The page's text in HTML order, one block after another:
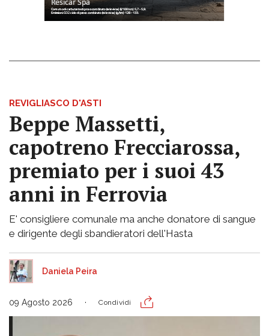
REVIGLIASCO D'ASTI
Beppe Massetti,
capotreno Frecciarossa,
premiato per i suoi 43
anni in Ferrovia
E' consigliere comunale ma anche donatore di sangue
e dirigente degli sbandieratori dell'Hasta
Daniela Peira
09 Agosto 2026 Condividi